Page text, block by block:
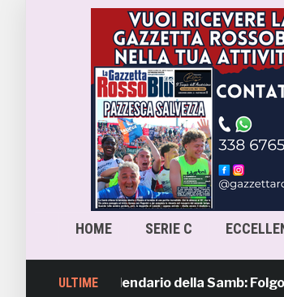
HOME SERIE C
ULTIME
4, il calendario della Samb: Folgore